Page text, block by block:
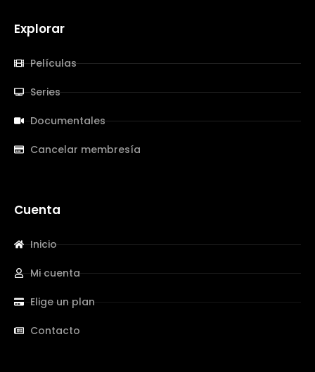
Explorar
Películas
Series
Documentales
Cancelar membresía
Cuenta
Inicio
Mi cuenta
Elige un plan
Contacto